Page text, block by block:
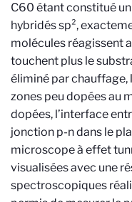
C60 étant constitué
hybridés sp²,
molécules réagissent
touchent plus le
éliminé par chauffage,
zones peu dopées au
dopées, l’interface
jonction p-n dans le
microscope à effet
visualisées avec une
spectroscopiques